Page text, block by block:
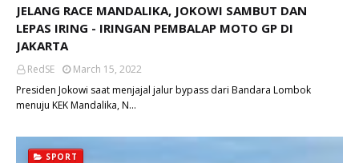
JELANG RACE MANDALIKA, JOKOWI SAMBUT DAN
LEPAS IRING - IRINGAN PEMBALAP MOTO GP DI
JAKARTA
RedSE
March 15, 2022
Presiden Jokowi saat menjajal jalur bypass dari Bandara Lombok
menuju KEK Mandalika, N…
SPORT